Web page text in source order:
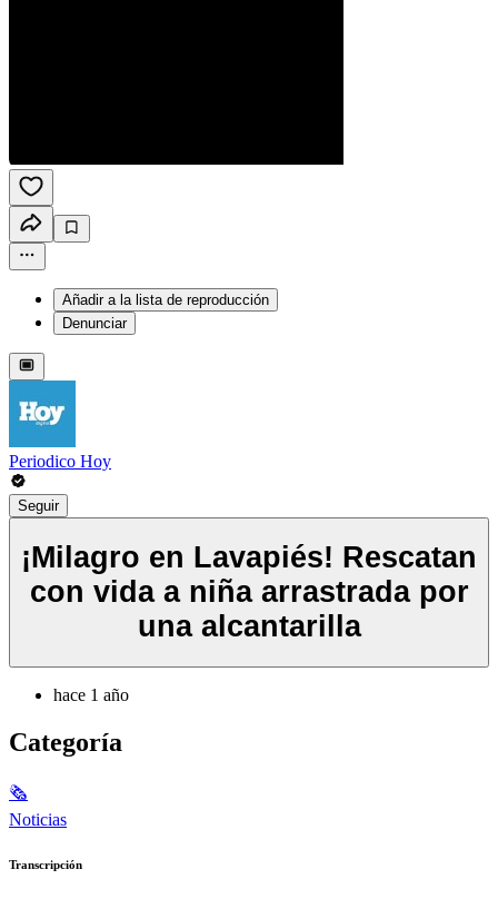
Añadir a la lista de reproducción
Denunciar
Periodico Hoy
Seguir
¡Milagro en Lavapiés! Rescatan
con vida a niña arrastrada por
una alcantarilla
hace 1 año
Categoría
🗞
Noticias
Transcripción